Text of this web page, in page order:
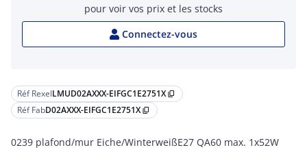
Réf RexelLMUD02AXXX-EIFGC1E2751X content_copy
Réf FabD02AXXX-EIFGC1E2751X content_copy
0239 plafond/mur Eiche/WinterweißE27 QA60 max. 1x52W
pour voir vos prix et les stocks
Connectez-vous